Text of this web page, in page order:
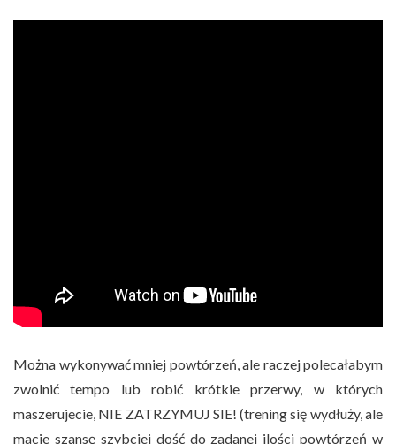
Można wykonywać mniej powtórzeń, ale raczej polecałabym
zwolnić tempo lub robić krótkie przerwy, w których
maszerujecie, NIE ZATRZYMUJ SIE! (trening się wydłuży, ale
macie szansę szybciej dość do zadanej ilości powtórzeń w